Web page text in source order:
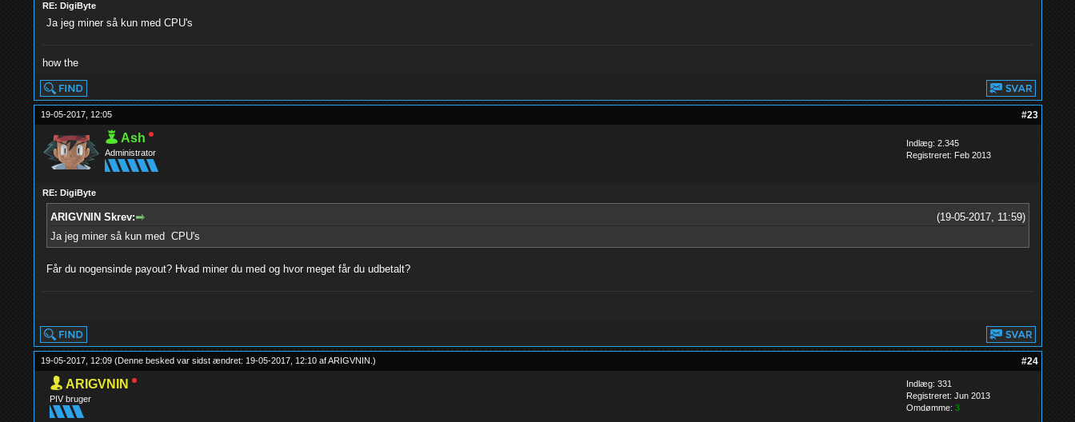
RE: DigiByte
Ja jeg miner så kun med CPU's
how the
19-05-2017, 12:05 #23
Ash
Administrator
Indlæg: 2.345
Registreret: Feb 2013
RE: DigiByte
(19-05-2017, 11:59)
ARIGVNIN Skrev:
Ja jeg miner så kun med CPU's
Får du nogensinde payout? Hvad miner du med og hvor meget får du udbetalt?
19-05-2017, 12:09 (Denne besked var sidst ændret: 19-05-2017, 12:10 afARIGVNIN ) #24
ARIGVNIN
PIV bruger
Indlæg: 331
Registreret: Jun 2013
Omdømme: 3